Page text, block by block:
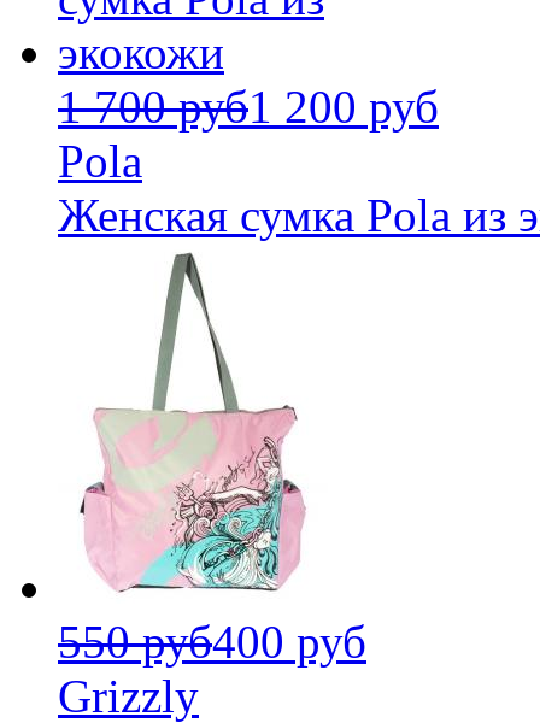
1 700 руб1 200 руб
Pola
Женская сумка Pola из
550 руб400 руб
Grizzly